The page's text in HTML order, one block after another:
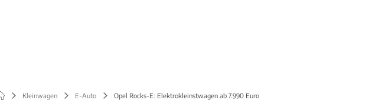
Kleinwagen E-Auto Opel Rocks-E: Elektrokleinstwagen ab 7.990 Euro